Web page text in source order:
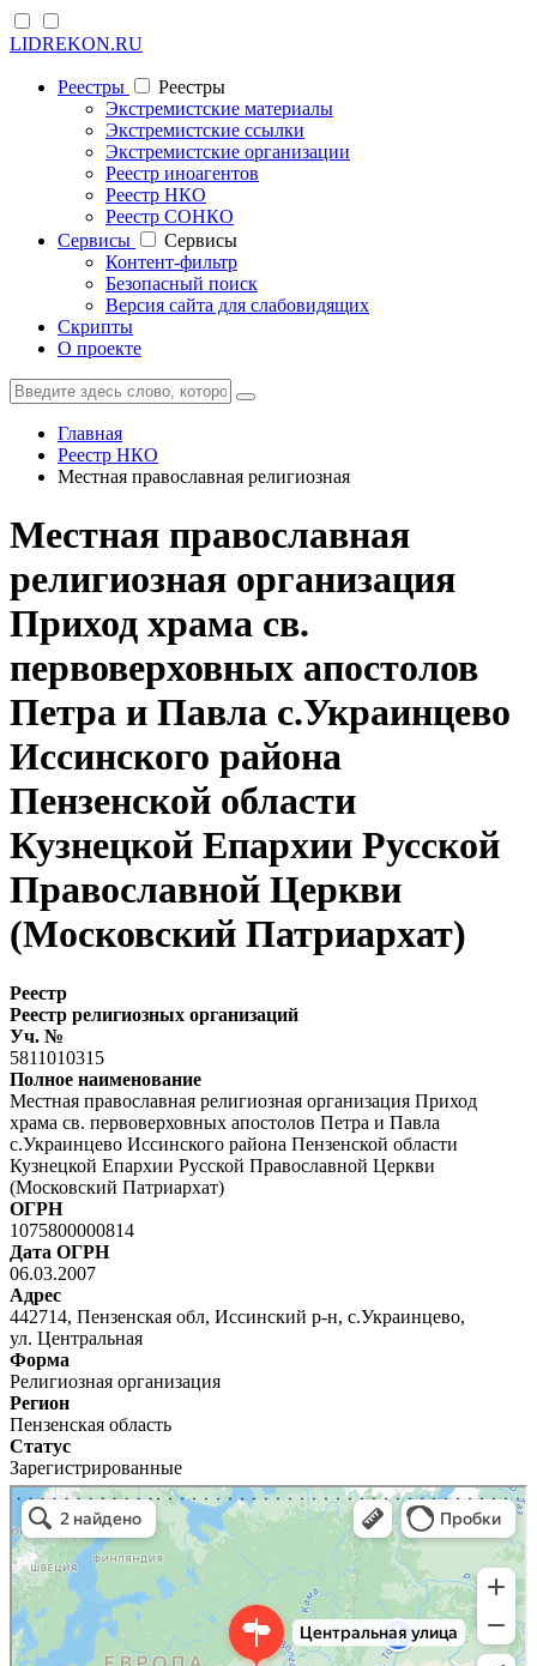
LIDREKON.RU
Реестры
Реестры
Экстремистские материалы
Экстремистские ссылки
Экстремистские организации
Реестр иноагентов
Реестр НКО
Реестр СОНКО
Cервисы
Cервисы
Контент-фильтр
Безопасный поиск
Версия сайта для слабовидящих
Скрипты
О проекте
Главная
Реестр НКО
Местная православная религиозная
Местная православная
религиозная организация
Приход храма св.
первоверховных апостолов
Петра и Павла с.Украинцево
Иссинского района
Пензенской области
Кузнецкой Епархии Русской
Православной Церкви
(Московский Патриархат)
Реестр
Реестр религиозных организаций
Уч. №
5811010315
Полное наименование
Местная православная религиозная организация Приход
храма св. первоверховных апостолов Петра и Павла
с.Украинцево Иссинского района Пензенской области
Кузнецкой Епархии Русской Православной Церкви
(Московский Патриархат)
ОГРН
1075800000814
Дата ОГРН
06.03.2007
Адрес
442714, Пензенская обл, Иссинский р-н, с.Украинцево,
ул. Центральная
Форма
Религиозная организация
Регион
Пензенская область
Статус
Зарегистрированные